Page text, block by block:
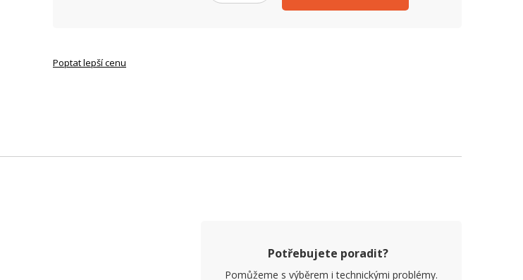
Poptat lepší cenu
Potřebujete poradit?
Pomůžeme s výběrem i technickými problémy.